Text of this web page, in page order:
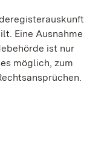
Eine Ausnahme
ist nur
möglich, zum